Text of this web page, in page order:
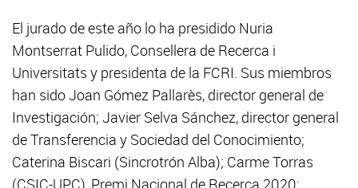
El jurado de este año lo ha presidido Nuria
Montserrat Pulido, Consellera de Recerca i
Universitats y presidenta de la FCRI. Sus miembros
han sido Joan Gómez Pallarès, director general de
Investigación; Javier Selva Sánchez, director general
de Transferencia y Sociedad del Conocimiento;
Caterina Biscari (Sincrotrón Alba); Carme Torras